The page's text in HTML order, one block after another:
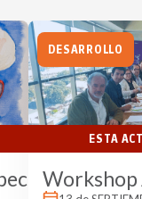
a
DESARROLLO
ESTA
Workshop